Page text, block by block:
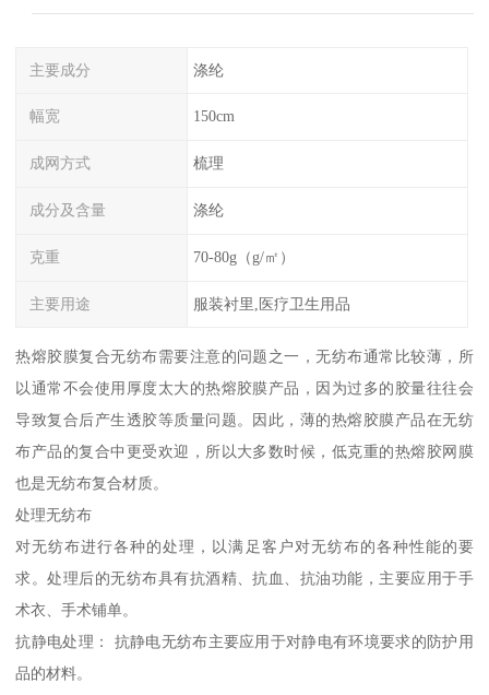
主要成分 涤纶
幅宽 150cm
成网方式 梳理
成分及含量 涤纶
克重 70-80g（g/㎡）
主要用途 服装衬里,医疗卫生用品
热熔胶膜复合无纺布需要注意的问题之一，无纺布通常比较薄，所
以通常不会使用厚度太大的热熔胶膜产品，因为过多的胶量往往会
导致复合后产生透胶等质量问题。因此，薄的热熔胶膜产品在无纺
布产品的复合中更受欢迎，所以大多数时候，低克重的热熔胶网膜
也是无纺布复合材质。
处理无纺布
对无纺布进行各种的处理，以满足客户对无纺布的各种性能的要
求。处理后的无纺布具有抗酒精、抗血、抗油功能，主要应用于手
术衣、手术铺单。
抗静电处理： 抗静电无纺布主要应用于对静电有环境要求的防护用
品的材料。